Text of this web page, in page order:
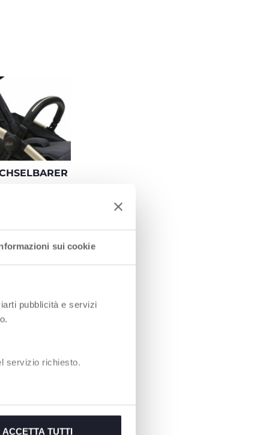
sui cookie
pubblicità e servizi
servizio richiesto.
ACCETTA TUTTI
durch